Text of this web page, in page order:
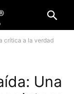
crítica a la verdad
Una